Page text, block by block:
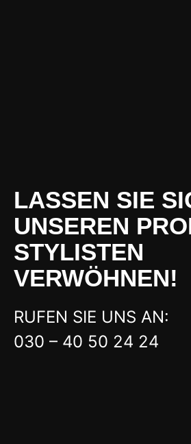
LASSEN SIE
UNSEREN
STYLISTEN
VERWÖHNEN!
RUFEN SIE UNS AN:
030 – 40 50 24 24